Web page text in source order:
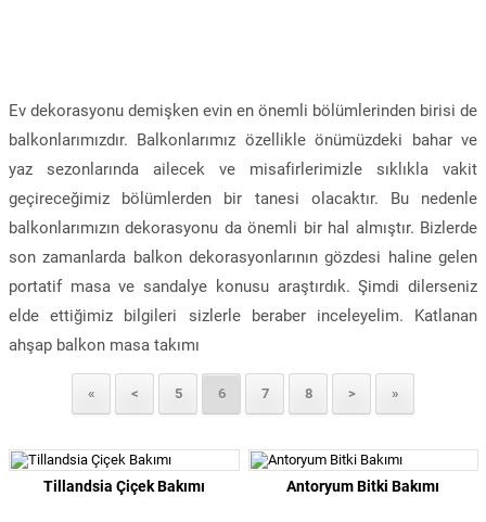
Ev dekorasyonu demişken evin en önemli bölümlerinden birisi de
balkonlarımızdır. Balkonlarımız özellikle önümüzdeki bahar ve
yaz sezonlarında ailecek ve misafirlerimizle sıklıkla vakit
geçireceğimiz bölümlerden bir tanesi olacaktır. Bu nedenle
balkonlarımızın dekorasyonu da önemli bir hal almıştır. Bizlerde
son zamanlarda balkon dekorasyonlarının gözdesi haline gelen
portatif masa ve sandalye konusu araştırdık. Şimdi dilerseniz
elde ettiğimiz bilgileri sizlerle beraber inceleyelim. Katlanan
ahşap balkon masa takımı
« < 5 6 7 8 > »
Tillandsia Çiçek Bakımı Antoryum Bitki Bakımı